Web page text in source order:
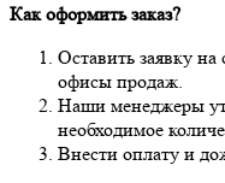
Как оформить заказ?
Оставить заявку
офисы продаж.
Наши менеджеры
необходимое
Внести оплату и